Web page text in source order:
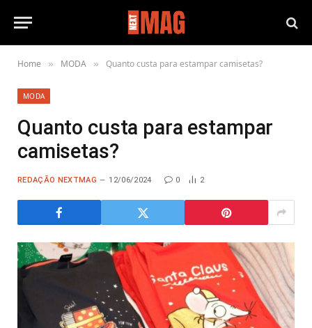
Home » MODA » Quanto custa para estampar camisetas?
MODA
Quanto custa para estampar
camisetas?
REDAÇÃO NEXTMAG 12/06/2024 0 2